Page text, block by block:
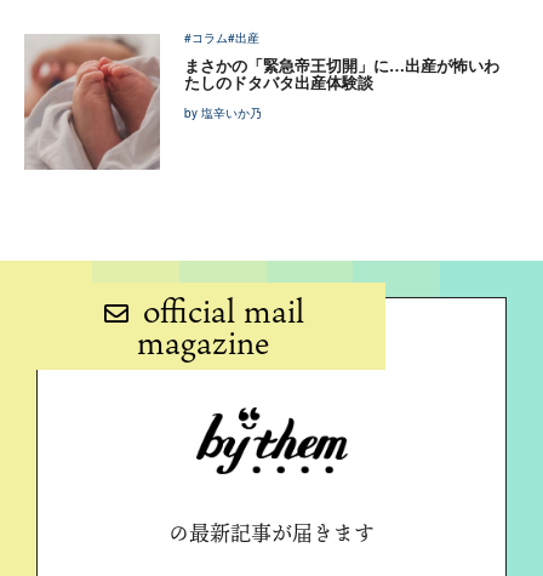
#コラム#出産
まさかの「緊急帝王切開」に…出産が怖いわ
たしのドタバタ出産体験談
by 塩辛いか乃
official mail
magazine
の最新記事が届きます